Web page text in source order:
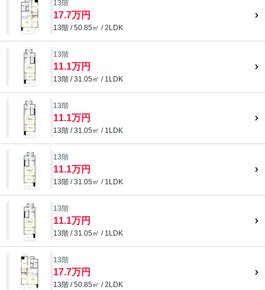
13階
17.7万円
13階 / 50.85㎡ / 2LDK
13階
11.1万円
13階 / 31.05㎡ / 1LDK
13階
11.1万円
13階 / 31.05㎡ / 1LDK
13階
11.1万円
13階 / 31.05㎡ / 1LDK
13階
11.1万円
13階 / 31.05㎡ / 1LDK
13階
17.7万円
13階 / 50.85㎡ / 2LDK